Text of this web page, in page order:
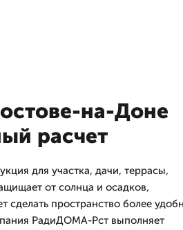
на-Доне
расчет
для участка, дачи, террасы,
от солнца и осадков,
сделать пространство более
РадиДОМА-Рст выполняет